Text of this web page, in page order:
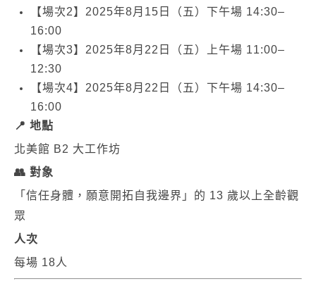
【場次2】 2025年8月 15 日（五）下午場 14:30–
16:00
【場次3】 2025年8月 22 日（五）上午場 11:00–
12:30
【場次4】 2025年8月 22 日（五）下午場 14:30–
16:00
📍 地點
北美館 B2 大工作坊
👥 對象
「信任身體，願意開拓自我邊界」的 13 歲以上全齡觀
眾
人次
每場 18人